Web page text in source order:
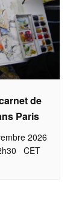
de
Paris
2026
CET